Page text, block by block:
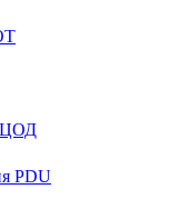
ЦОД
PDU